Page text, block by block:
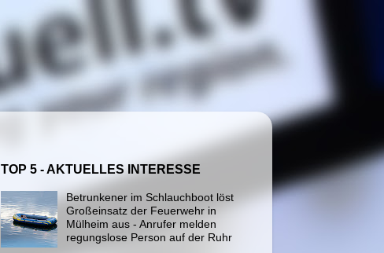
TOP 5 - AKTUELLES INTERESSE
Betrunkener im Schlauchboot löst
Großeinsatz der Feuerwehr in
Mülheim aus - Anrufer melden
regungslose Person auf der Ruhr